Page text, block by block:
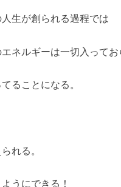
生が創られる過程では
ネルギーは一切入ってお
ることになる。
れる。
うにできる！